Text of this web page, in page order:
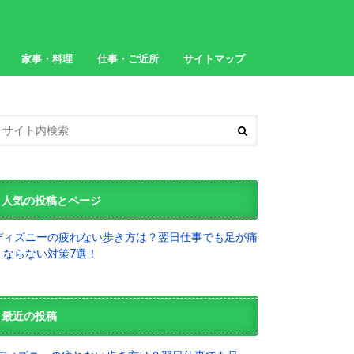
家事・料理 仕事・ご近所 サイトマップ
人気の投稿とページ
ィズニーの疲れない歩き方は？翌日仕事でも足が痛
ならない対策7選！
最近の投稿